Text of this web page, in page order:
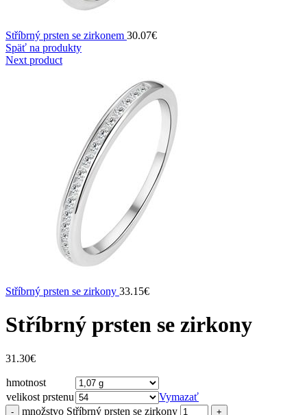
Stříbrný prsten se zirkonem 30.07€
Späť na produkty
Next product
Stříbrný prsten se zirkony 33.15€
Stříbrný prsten se zirkony
31.30€
hmotnost
velikost prstenu
Vymazať
množstvo Stříbrný prsten se zirkony